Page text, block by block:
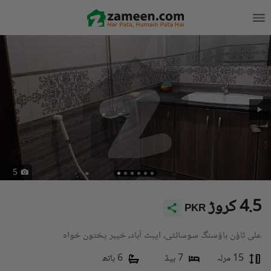
5
PKR 4.5 کروڑ
علی ٹاؤن ہاؤسنگ سوسائٹی، ایبٹ آباد، خیبر پختون خواہ
15 مرلہ
7 بیڈ 6 باتھ